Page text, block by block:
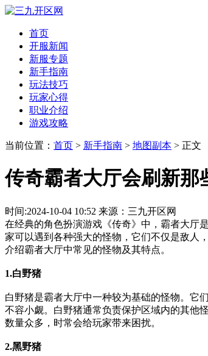
首页
开服新闻
新服专题
新手指南
玩法技巧
玩家心得
职业介绍
游戏攻略
当前位置： 首页 > 新手指南 > 地图副本 > 正文
传奇霸者大厅会刷新那
时间:2024-10-04 10:52 来源：三九开区网
在经典的角色扮演游戏《传奇》中，霸者大厅
家可以遇到各种强大的怪物，它们不仅是敌人
介绍霸者大厅中常见的怪物及其特点。
1.白野猪
白野猪是霸者大厅中一种较为基础的怪物。它
不容小觑。白野猪通常负责保护区域内的其他
数量众多，时常会给玩家带来困扰。
2.黑野猪